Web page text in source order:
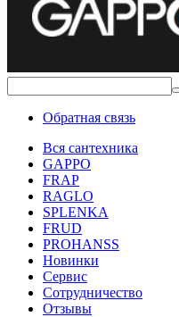
Обратная связь
Вся сантехника
GAPPO
FRAP
RAGLO
SPLENKA
FRUD
PROHANSS
Новинки
Сервис
Сотрудничество
Отзывы